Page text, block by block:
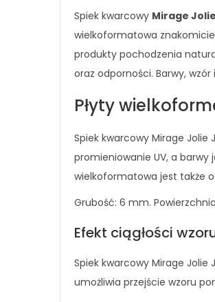
Spiek kwarcowy Mirage
wielkoformatowa znakomicie
produkty pochodzenia
oraz odporności. Barwy,
Płyty
Spiek kwarcowy Mirage
promieniowanie UV, a
wielkoformatowa jest także
Grubość: 6 mm.
Efekt ciągłości
Spiek kwarcowy Mirage
umożliwia przejście wzoru